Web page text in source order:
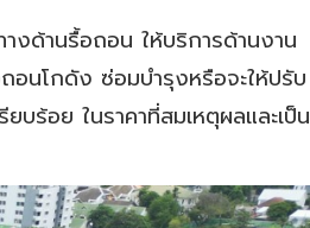
งด้านรื้อถอน ให้บริการด้านงาน
อนโกดัง ซ่อมบำรุงหรือจะให้ปรับ
ร้อย ในราคาที่สมเหตุผลและเป็น